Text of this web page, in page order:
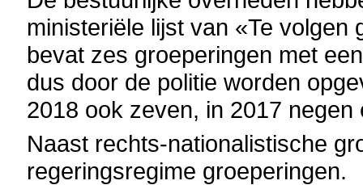
ministeriële lijst van «Te
bevat zes groeperingen met
dus door de politie worden
2018 ook zeven, in 2017
Naast rechts-nationalistische
regeringsregime groeperingen.